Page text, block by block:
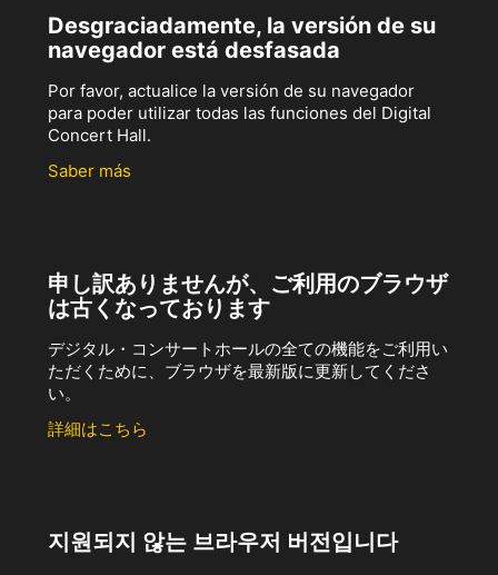
Desgraciadamente, la versión de su
navegador está desfasada
Por favor, actualice la versión de su navegador
para poder utilizar todas las funciones del Digital
Concert Hall.
Saber más
申し訳ありませんが、ご利用のブラウザ
は古くなっております
デジタル・コンサートホールの全ての機能をご利用い
ただくために、ブラウザを最新版に更新してくださ
い。
詳細はこちら
지원되지 않는 브라우저 버전입니다